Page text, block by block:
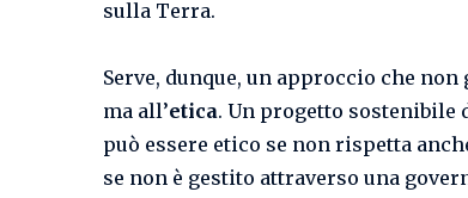
sulla Terra.
Serve, dunque, un approccio che
ma all’etica. Un progetto
può essere etico se non rispetta
se non è gestito attraverso una